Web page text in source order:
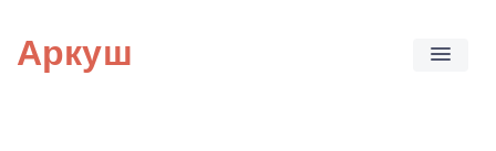
content
Аркуш